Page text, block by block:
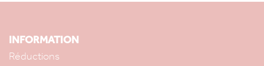
INFORMATION
Réductions